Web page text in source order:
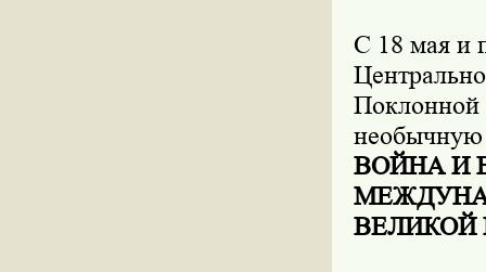
С 18 мая и
Поклонной
ВОЙНА И
ВЕЛИКОЙ